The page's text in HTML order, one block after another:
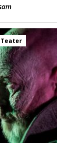
Björkman.